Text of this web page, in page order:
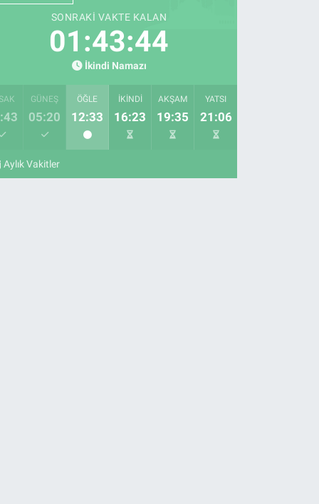
SONRAKI VAKTE KALAN
01:43:43
İkindi Namazı
GÜNEŞ
05:20
ÖĞLE
12:33
İKINDI
16:23
AKŞAM
19:35
YATSI
21:06
Aylık Vakitler